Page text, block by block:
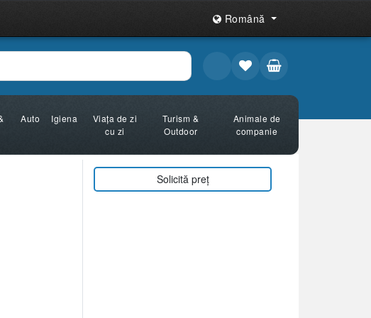
Română
Auto Igiena
Viața de zi
cu zi
Turism &
Outdoor
Animale de
companie
Solicită preț